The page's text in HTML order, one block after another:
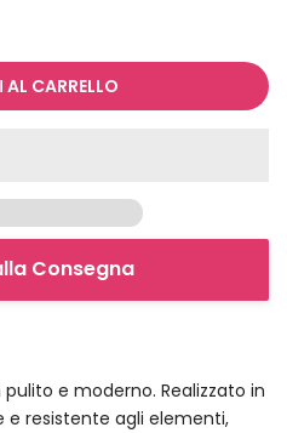
CARRELLO
Consegna
e moderno. Realizzato in
e resistente agli elementi,